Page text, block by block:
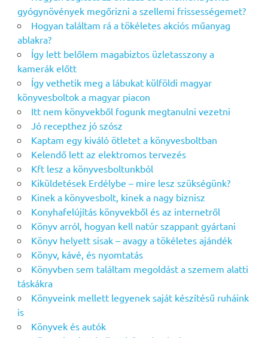
gyógynövények megőrizni a szellemi frissességemet?
Hogyan találtam rá a tökéletes akciós műanyag
ablakra?
Így lett belőlem magabiztos üzletasszony a
kamerák előtt
Így vethetik meg a lábukat külföldi magyar
könyvesboltok a magyar piacon
Itt nem könyvekből fogunk megtanulni vezetni
Jó recepthez jó szósz
Kaptam egy kiváló ötletet a könyvesboltban
Kelendő lett az elektromos tervezés
Kft lesz a könyvesboltunkból
Kiküldetések Erdélybe – mire lesz szükségünk?
Kinek a könyvesbolt, kinek a nagy biznisz
Konyhafelújítás könyvekből és az internetről
Könyv arról, hogyan kell natúr szappant gyártani
Könyv helyett sisak – avagy a tökéletes ajándék
Könyv, kávé, és nyomtatás
Könyvben sem találtam megoldást a szemem alatti
táskákra
Könyveink mellett legyenek saját készítésű ruháink
is
Könyvek és autók